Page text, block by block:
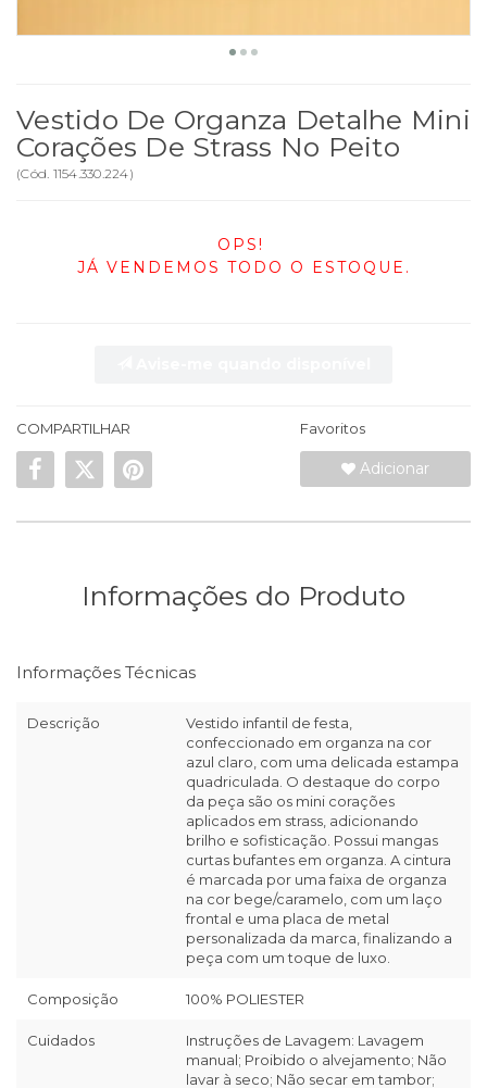
Vestido De Organza Detalhe Mini
Corações De Strass No Peito
(Cód. 1154.330.224)
OPS!
JÁ VENDEMOS TODO O ESTOQUE.
COMPARTILHAR Favoritos
Adicionar
Informações do Produto
Informações Técnicas
Descrição
Vestido infantil de festa,
confeccionado em organza na cor
azul claro, com uma delicada estampa
quadriculada. O destaque do corpo
da peça são os mini corações
aplicados em strass, adicionando
brilho e sofisticação. Possui mangas
curtas bufantes em organza. A cintura
é marcada por uma faixa de organza
na cor bege/caramelo, com um laço
frontal e uma placa de metal
personalizada da marca, finalizando a
peça com um toque de luxo.
Composição 100% POLIESTER
Cuidados
Instruções de Lavagem: Lavagem
manual; Proibido o alvejamento; Não
lavar à seco; Não secar em tambor;